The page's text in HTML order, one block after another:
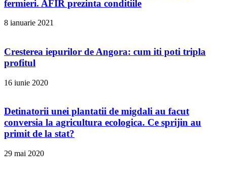
fermieri. AFIR prezinta conditiile
8 ianuarie 2021
Cresterea iepurilor de Angora: cum iti poti tripla
profitul
16 iunie 2020
Detinatorii unei plantatii de migdali au facut
conversia la agricultura ecologica. Ce sprijin au
primit de la stat?
29 mai 2020